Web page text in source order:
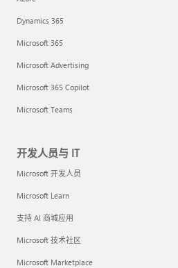
Dynamics 365
Microsoft 365
Microsoft Advertising
Microsoft 365 Copilot
Microsoft Teams
开发人员与 IT
Microsoft 开发人员
Microsoft Learn
支持 AI 商城应用
Microsoft 技术社区
Microsoft Marketplace